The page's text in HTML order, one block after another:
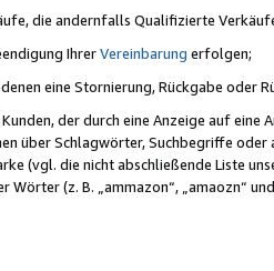
die andernfalls Qualifizierte
IhrerVereinbarung erfolgen;
eine Stornierung, Rückgabe oder
der durch eine Anzeige auf
über Schlagwörter, Suchbegriffe
(vgl. die nicht abschließende Liste
Wörter (z. B. „ammazon“, „amaozn“